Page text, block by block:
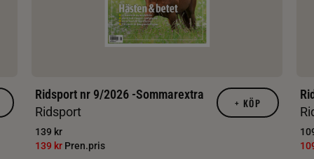
Ridsport nr 9/2026 -Sommarextra
Ridsport
139 kr
139 kr Pren.pris
+ KÖP